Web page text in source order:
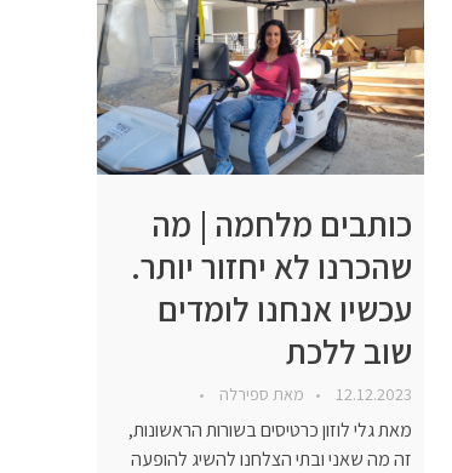
כותבים מלחמה | מה
שהכרנו לא יחזור יותר.
עכשיו אנחנו לומדים
שוב ללכת
12.12.2023 מאת ספירלה
מאת גלי לוזון כרטיסים בשורות הראשונות,
זה מה שאני ובתי הצלחנו להשיג להופעה